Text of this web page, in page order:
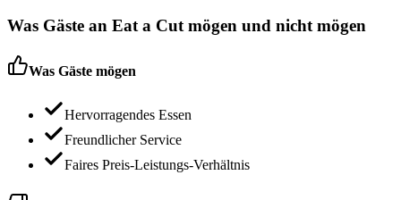
Was Gäste an Eat a Cut mögen und nicht mögen
Was Gäste mögen
Hervorragendes Essen
Freundlicher Service
Faires Preis-Leistungs-Verhältnis